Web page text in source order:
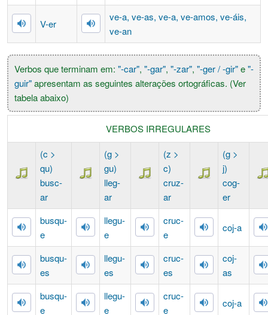
V-er
ve-a, ve-as, ve-a, ve-amos, ve-áis,
ve-an
Verbos que terminam em: "-car", "-gar", "-zar", "-ger / -gir"e"-
guir"apresentam as seguintes alterações ortográficas. (Ver
tabela abaixo)
VERBOS IRREGULARES
(c >
qu)
busc-
ar
(g >
gu)
lleg-
ar
(z >
c)
cruz-
ar
(g >
j)
cog-
er
busqu-
e
llegu-
e
cruc-
e
coj-a
busqu-
es
llegu-
es
cruc-
es
coj-
as
busqu-
e
llegu-
e
cruc-
e
coj-a